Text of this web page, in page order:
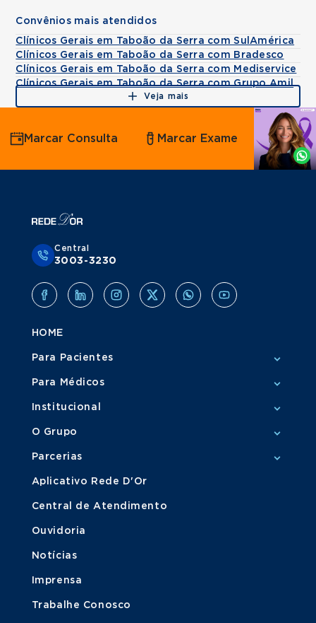
Convênios mais atendidos
Clínicos Gerais em Taboão da Serra com SulAmérica
Clínicos Gerais em Taboão da Serra com Bradesco
Clínicos Gerais em Taboão da Serra com Mediservice
Clínicos Gerais em Taboão da Serra com Grupo Amil
Veja mais
Agende
por
Whatsapp
Marcar Consulta Marcar Exame
Central
3003-3230
HOME
Para Pacientes
Para Médicos
Institucional
O Grupo
Parcerias
Aplicativo Rede D'Or
Central de Atendimento
Ouvidoria
Notícias
Imprensa
Trabalhe Conosco